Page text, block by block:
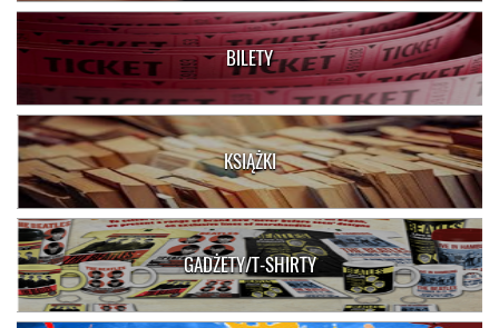
BILETY
KSIĄŻKI
GADŻETY/T-SHIRTY